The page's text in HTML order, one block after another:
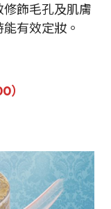
飾毛孔及肌膚
有效定妝。
）